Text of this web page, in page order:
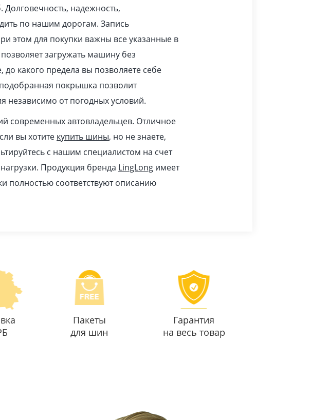
. Долговечность, надежность,
по нашим дорогам. Запись
этом для покупки важны все указанные в
загружать машину без
какого предела вы позволяете себе
покрышка позволит
независимо от погодных условий.
современных автовладельцев. Отличное
вы хотите купить шины, но не знаете,
с нашим специалистом на счет
Продукция бренда LingLong имеет
полностью соответствуют описанию
Пакеты
для шин
Гарантия
на весь товар